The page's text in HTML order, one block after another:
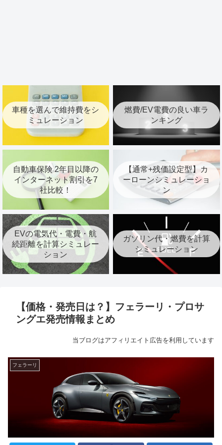
車種を選んで維持費をシ
ミュレーション
燃費/EV電費の良い車ラ
ンキング
自動車保険 2年目以降の
インターネット割引を7
社比較！
【通常+残価設定型】カ
ーローンシミュレーショ
ン
EVの電気代・電費・航
続距離を計算シミュレー
ション
ガソリン代・燃費を計算
シミュレーション
【価格・発売日は？】フェラーリ・プロサ
ングエ発売情報まとめ
当ブログはアフィリエイト広告を利用しています
フェラーリ